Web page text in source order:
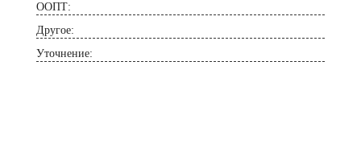
ООПТ:
Другое:
Уточнение: